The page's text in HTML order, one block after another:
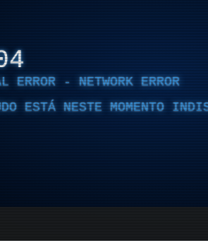
ERROR - NETWORK ERROR
ESTÁ NESTE MOMENTO